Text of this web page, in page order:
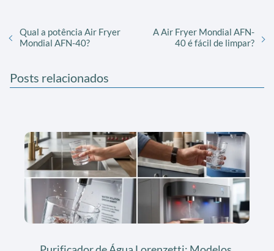
Qual a potência Air Fryer
Mondial AFN-40?
A Air Fryer Mondial AFN-
40 é fácil de limpar?
Posts relacionados